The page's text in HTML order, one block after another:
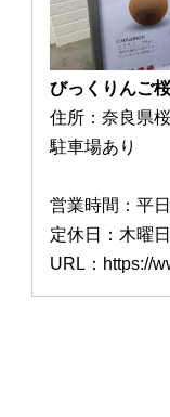
びっくりんご
住所：奈良県
駐車場あり
営業時間：平
定休日：木曜日
URL：https://